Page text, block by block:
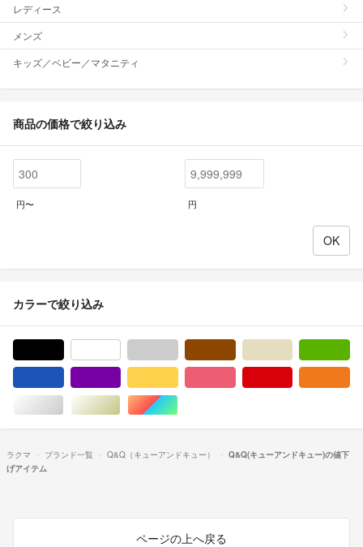
レディース
メンズ
キッズ／ベビー／マタニティ
商品の価格で絞り込み
円〜 円
カラーで絞り込み
シルバー/銀色系ゴールド/金色系マルチカラー
ラクマ ブランド一覧 Q&Q（キューアンドキュー）
Q&Q(キューアンドキュー)の値下
げアイテム
ページの上へ戻る